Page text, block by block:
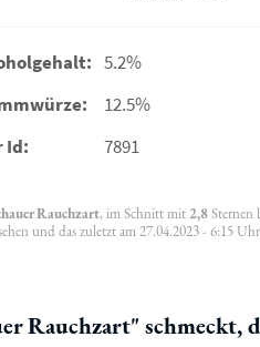
5.2%
12.5%
Id:
7891
Rauchzart, im Schnitt mit 2,8Sternen
und das zuletzt am 27.04.2023 - 6:15
Rauchzart" schmeckt,